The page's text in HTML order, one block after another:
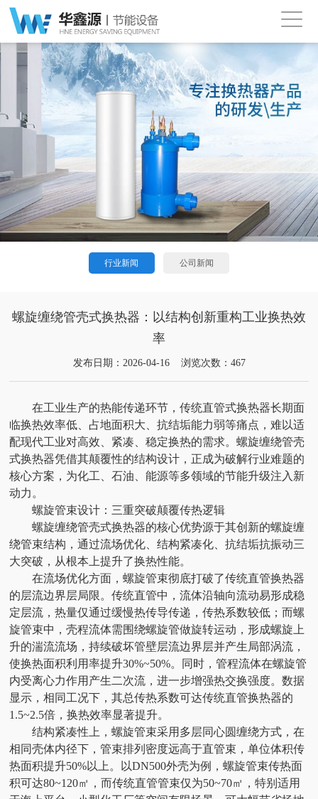
行业新闻 公司新闻
螺旋缠绕管壳式换热器：以结构创新重构工业换热效
率
发布日期：2026-04-16 浏览次数：467
在工业生产的热能传递环节，传统直管式换热器长期面
临换热效率低、占地面积大、抗结垢能力弱等痛点，难以适
配现代工业对高效、紧凑、稳定换热的需求。螺旋缠绕管壳
式换热器凭借其颠覆性的结构设计，正成为破解行业难题的
核心方案，为化工、石油、能源等多领域的节能升级注入新
动力。
螺旋管束设计：三重突破颠覆传热逻辑
螺旋缠绕管壳式换热器的核心优势源于其创新的螺旋缠
绕管束结构，通过流场优化、结构紧凑化、抗结垢抗振动三
大突破，从根本上提升了换热性能。
在流场优化方面，螺旋管束彻底打破了传统直管换热器
的层流边界层局限。传统直管中，流体沿轴向流动易形成稳
定层流，热量仅通过缓慢热传导传递，传热系数较低；而螺
旋管束中，壳程流体需围绕螺旋管做旋转运动，形成螺旋上
升的湍流流场，持续破坏管壁层流边界层并产生局部涡流，
使换热面积利用率提升30%~50%。同时，管程流体在螺旋管
内受离心力作用产生二次流，进一步增强热交换强度。数据
显示，相同工况下，其总传热系数可达传统直管换热器的
1.5~2.5倍，换热效率显著提升。
结构紧凑性上，螺旋管束采用多层同心圆缠绕方式，在
相同壳体内径下，管束排列密度远高于直管束，单位体积传
热面积提升50%以上。以DN500外壳为例，螺旋管束传热面
积可达80~120㎡，而传统直管管束仅为50~70㎡，特别适用